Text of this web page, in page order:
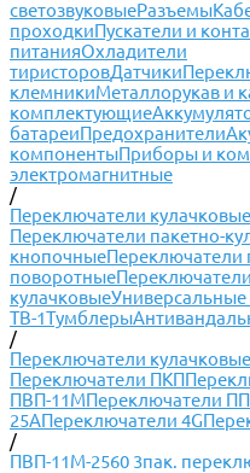
светозвуковыеРазъемы
проходкиПускатели и
питанияОхладители
тиристоровДатчики
клемникиМеталлорукав и
комплектующие
батареиПредохранители
компонентыПриборы и
электромагнитные
/
Переключатели кулачковые
Переключатели пакетно-
кнопочныеПереключатели
поворотные
кулачковые
ТВ-1Тумблеры
/
Переключатели
Переключатели ПКП
ПВП-11МПереключатели
25АПереключатели 4G
/
ПВП-11М-2560 3пак.